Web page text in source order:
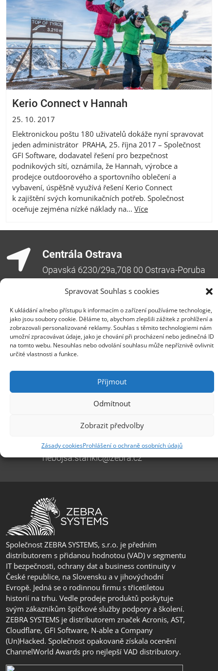
Spravovat Souhlas s cookies
K ukládání a/nebo přístupu k informacím o zařízení používáme technologie,
jako jsou soubory cookie. Děláme to, abychom zlepšili zážitek z prohlížení a
zobrazovali personalizované reklamy. Souhlas s těmito technologiemi nám
umožní zpracovávat údaje, jako je chování při procházení nebo jedinečná ID
na tomto webu. Nesouhlas nebo odvolání souhlasu může nepříznivě ovlivnit
určité vlastnosti a funkce.
Příjmout
Odmítnout
Zobrazit předvolby
Zásady cookiesProhlášení o ochraně osobních údajů
Kerio Connect v Hannah
25. 10. 2017
Elektronickou poštu 180 uživatelů dokáže nyní spravovat
jeden administrátor PRAHA, 25. října 2017 – Společnost
GFI Software, dodavatel řešení pro bezpečnost
podnikových sítí, oznámila, že Hannah, výrobce a
prodejce outdoorového a sportovního oblečení a
vybavení, úspěšně využívá řešení Kerio Connect
k zajištění svých komunikačních potřeb. Společnost
oceňuje zejména nízké náklady na... Více
Centrála Ostrava
Opavská 6230/29a,708 00 Ostrava-Poruba
info@zebra.cz
Pobočka Hradec Králové
Třída SNP 402/48, 500 03 Hradec Králové
Česká republika, +420 491 615 380,
pobockaHK@zebra.cz
Pobočka Slovensko
+421 917 554 499
erik.leo@zebra.cz
+385 99 3241 770 (HR) +381 61 6231 777
(SRB)
nebojsa.stankic@zebra.cz
Společnost ZEBRA SYSTEMS, s.r.o. je předním
distributorem s přidanou hodnotou (VAD) v segmentu
IT bezpečnosti, ochrany dat a business continuity v
České republice, na Slovensku a v jihovýchodní
Evropě. Jedná se o rodinnou firmu s třicetiletou
historií na trhu. Vedle prodeje produktů poskytuje
svým zákazníkům špičkové služby podpory a školení.
ZEBRA SYSTEMS je distributorem značek Acronis, AST,
Cloudflare, GFI Software, N-able a Company
(Un)Hacked. Společnost opakovaně získala ocenění
ChannelWorld Awards pro nejlepší VAD distributory.